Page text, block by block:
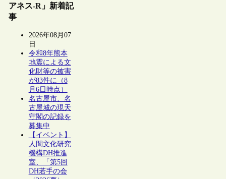
アネス-R」新着記
事
2026年08月07
日
令和8年熊本
地震による文
化財等の被害
が83件に（8
月6日時点）
名古屋市、名
古屋城の現天
守閣の記録を
募集中
【イベント】
人間文化研究
機構DH推進
室、「第5回
DH若手の会